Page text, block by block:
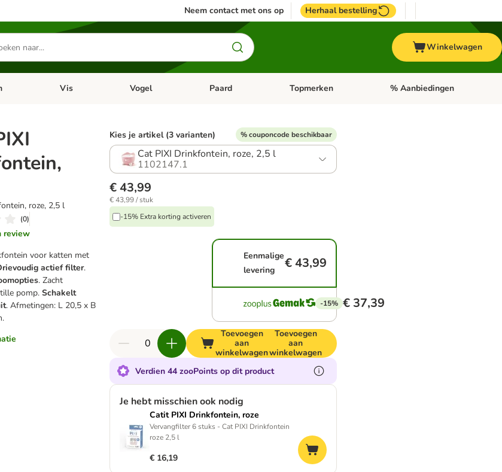
Neem contact met ons op Herhaal bestelling
Winkelwagen
menu: ApotheekOpen categorie menu: Kleine dieren
Vis Open categorie menu: Vis
Vogel Open categorie menu: Vogel
Paard Open categorie menu: Paard
Topmerken Open categorie menu:
% Aanbiedingen
roze, 2,5 l
(0)
review
voor katten met
actief filter.
. Zacht
pomp. Schakelt
. Afmetingen: L 20,5 x B
Kies je artikel (3 varianten) % couponcode beschikbaar
Cat PIXI Drinkfontein, roze, 2,5 l
1102147.1
€ 43,99
€ 43,99 / stuk
-15% Extra korting activeren
Eenmalige
levering
€ 43,99
-15% € 37,39
Toevoegen
aan
winkelwagen
Toevoegen
aan
winkelwagen
Verdien 44 zooPoints op dit product
Je hebt misschien ook nodig
Catit PIXI Drinkfontein, roze
Vervangfilter 6 stuks - Cat PIXI Drinkfontein
roze 2,5 l
€ 16,19